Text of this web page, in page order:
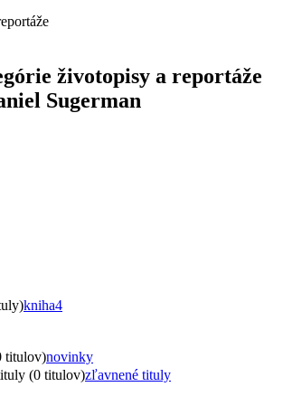
životopisy a reportáže
Sugerman
kniha4
titulov)novinky
(0 titulov)zľavnené tituly